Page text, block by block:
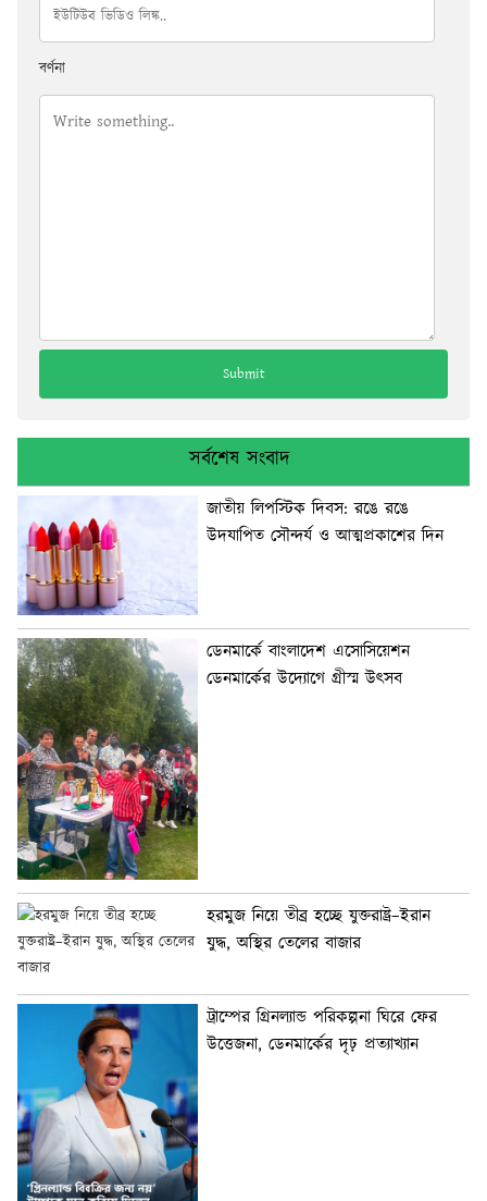
বর্ণনা
সর্বশেষ সংবাদ
জাতীয় লিপস্টিক দিবস: রঙে রঙে
উদযাপিত সৌন্দর্য ও আত্মপ্রকাশের দিন
ডেনমার্কে বাংলাদেশ এসোসিয়েশন
ডেনমার্কের উদ্যোগে গ্রীস্ম উৎসব
হরমুজ নিয়ে তীব্র হচ্ছে যুক্তরাষ্ট্র–ইরান
যুদ্ধ, অস্থির তেলের বাজার
ট্রাম্পের গ্রিনল্যান্ড পরিকল্পনা ঘিরে ফের
উত্তেজনা, ডেনমার্কের দৃঢ় প্রত্যাখ্যান